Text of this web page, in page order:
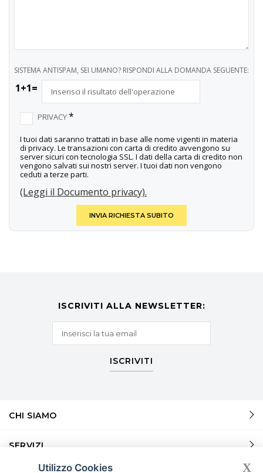
SISTEMA ANTISPAM, SEI UMANO? RISPONDI ALLA DOMANDA SEGUENTE:
1+1=
PRIVACY*
I tuoi dati saranno trattati in base alle nome vigenti in materia
di privacy. Le transazioni con carta di credito avvengono su
server sicuri con tecnologia SSL. I dati della carta di credito non
vengono salvati sui nostri server. I tuoi dati non vengono
ceduti a terze parti.
(Leggi il Documento privacy).
INVIA RICHIESTA SUBITO
ISCRIVITI ALLA NEWSLETTER:
ISCRIVITI
CHI SIAMO
SERVIZI
Utilizzo Cookies X